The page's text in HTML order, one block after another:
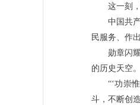
这一刻
中国共
民服务、作
勋章闪
的历史天空。
“‘功崇
斗，不断创